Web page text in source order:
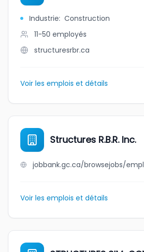
Industrie: Construction
11-50 employés
structuresrbr.ca
Voir les emplois et détails
Structures R.B.R. Inc.
Voir les emplois et détails